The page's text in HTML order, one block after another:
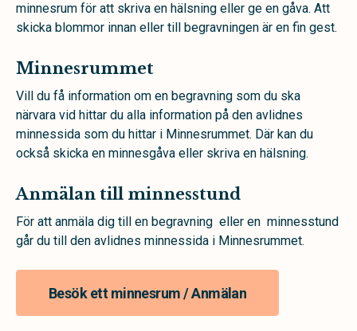
minnesrum för att skriva en hälsning eller ge en gåva. Att
skicka blommor innan eller till begravningen är en fin gest.
Minnesrummet
Vill du få information om en begravning som du ska
närvara vid hittar du alla information på den avlidnes
minnessida som du hittar i Minnesrummet. Där kan du
också skicka en minnesgåva eller skriva en hälsning.
Anmälan till minnesstund
För att anmäla dig till en begravning eller en minnesstund
går du till den avlidnes minnessida i Minnesrummet.
Besök ett minnesrum / Anmälan